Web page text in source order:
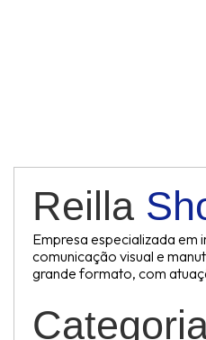
Reilla
Empresa especializada em
comunicação visual e
grande formato, com